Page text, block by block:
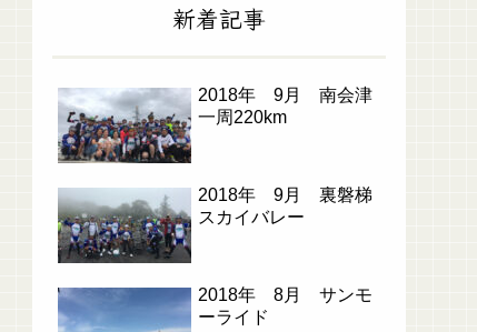
新着記事
2018年 9月 南会津
一周220km
2018年 9月 裏磐梯
スカイバレー
2018年 8月 サンモ
ーライド